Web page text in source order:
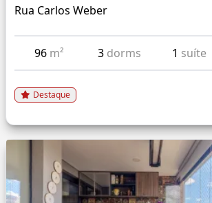
Rua Carlos Weber
96 m² 3 dorms 1 suíte
Destaque